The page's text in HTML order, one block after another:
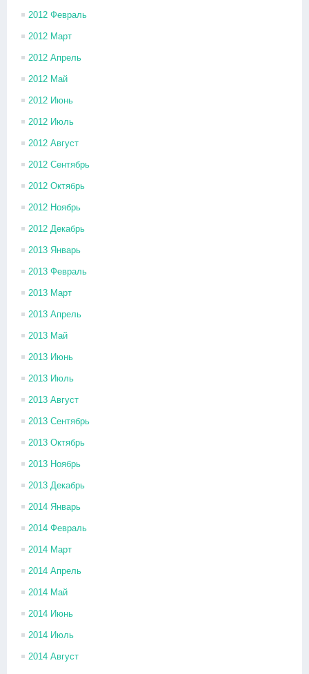
2012 Февраль
2012 Март
2012 Апрель
2012 Май
2012 Июнь
2012 Июль
2012 Август
2012 Сентябрь
2012 Октябрь
2012 Ноябрь
2012 Декабрь
2013 Январь
2013 Февраль
2013 Март
2013 Апрель
2013 Май
2013 Июнь
2013 Июль
2013 Август
2013 Сентябрь
2013 Октябрь
2013 Ноябрь
2013 Декабрь
2014 Январь
2014 Февраль
2014 Март
2014 Апрель
2014 Май
2014 Июнь
2014 Июль
2014 Август